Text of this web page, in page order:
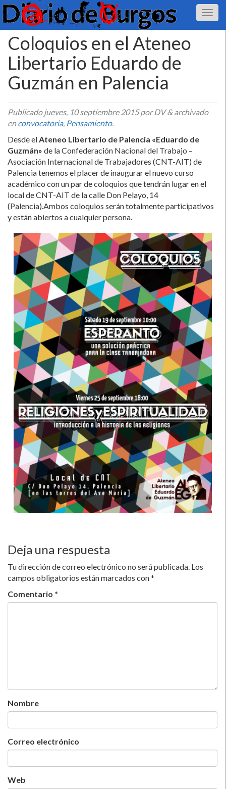
Coloquios en el Ateneo
Libertario Eduardo de
Guzmán en Palencia
Publicadojueves, 10 septiembre 2015por DV&archivado
enconvocatoria, Pensamiento.
Desde elAteneo Libertario de Palencia «Eduardo de
Guzmán» de la Confederación Nacional del Trabajo –
Asociación Internacional de Trabajadores (CNT-AIT) de
Palencia tenemos el placer de inaugurar el nuevo curso
académico con un par de coloquios que tendrán lugar en el
local de CNT-AIT de la calle Don Pelayo, 14
(Palencia).Ambos coloquios serán totalmente participativos
y están abiertos a cualquier persona.
Deja una respuesta
Tu dirección de correo electrónico no será publicada. Los
campos obligatorios están marcados con*
Comentario *
Nombre
Correo electrónico
Web